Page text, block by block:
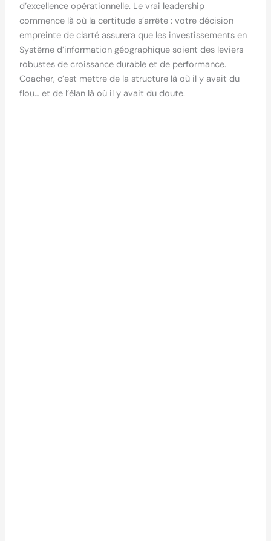
d’excellence opérationnelle. Le vrai leadership
commence là où la certitude s’arrête : votre décision
empreinte de clarté assurera que les investissements en
Système d’information géographique soient des leviers
robustes de croissance durable et de performance.
Coacher, c’est mettre de la structure là où il y avait du
flou… et de l’élan là où il y avait du doute.